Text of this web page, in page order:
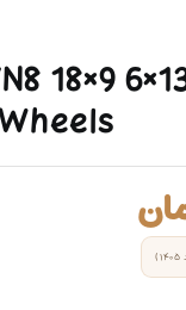
18×9